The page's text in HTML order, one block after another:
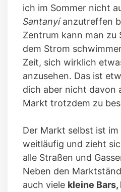
ich im Sommer nicht
Santanyíanzutreffen
Zentrum kann man zu
dem Strom
Zeit, sich wirklich
anzusehen. Das ist
dich aber nicht davon
Markt trotzdem zu
Der Markt selbst ist im
weitläufig und zieht
alle Straßen und
Neben den
auch viele kleine